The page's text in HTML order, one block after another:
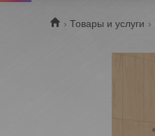
Товары и услуги